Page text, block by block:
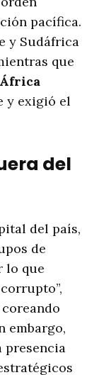
pacífica.
y Sudáfrica
que
y exigió el
del
del país,
de
lo que
embargo,
presencia